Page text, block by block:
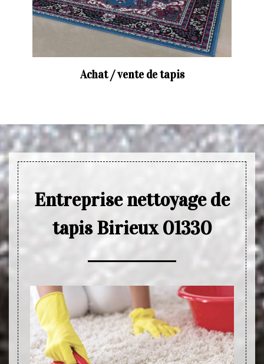
Achat / vente de tapis
Entreprise nettoyage de
tapis Birieux 01330